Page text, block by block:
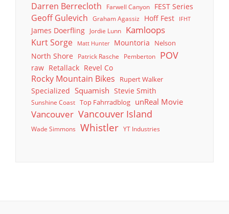
Darren Berrecloth Farwell Canyon FEST Series
Geoff Gulevich Graham Agassiz Hoff Fest IFHT
James Doerfling Jordie Lunn Kamloops
Kurt Sorge Matt Hunter Mountoria Nelson
North Shore Patrick Rasche Pemberton POV
raw Retallack Revel Co
Rocky Mountain Bikes
Rupert Walker
Specialized
Squamish Stevie Smith
Sunshine Coast Top Fahrradblog unReal Movie
Vancouver Vancouver Island
Wade Simmons Whistler YT Industries